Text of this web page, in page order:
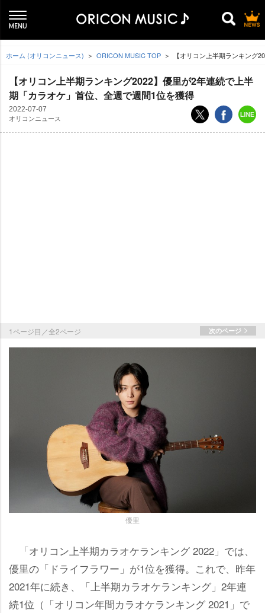
ホーム (オリコンニュース) ORICON MUSIC TOP 【オリコン上半期ランキング
【オリコン上半期ランキング2022】優里が2年連続で上半
期「カラオケ」首位、全週で週間1位を獲得
2022-07-07
オリコンニュース
1ページ目／全2ページ 次のページ
優里
「オリコン上半期カラオケランキング 2022」では、
優里の「ドライフラワー」が1位を獲得。これで、昨年
2021年に続き、「上半期カラオケランキング」2年連
続1位（「オリコン年間カラオケランキング 2021」で